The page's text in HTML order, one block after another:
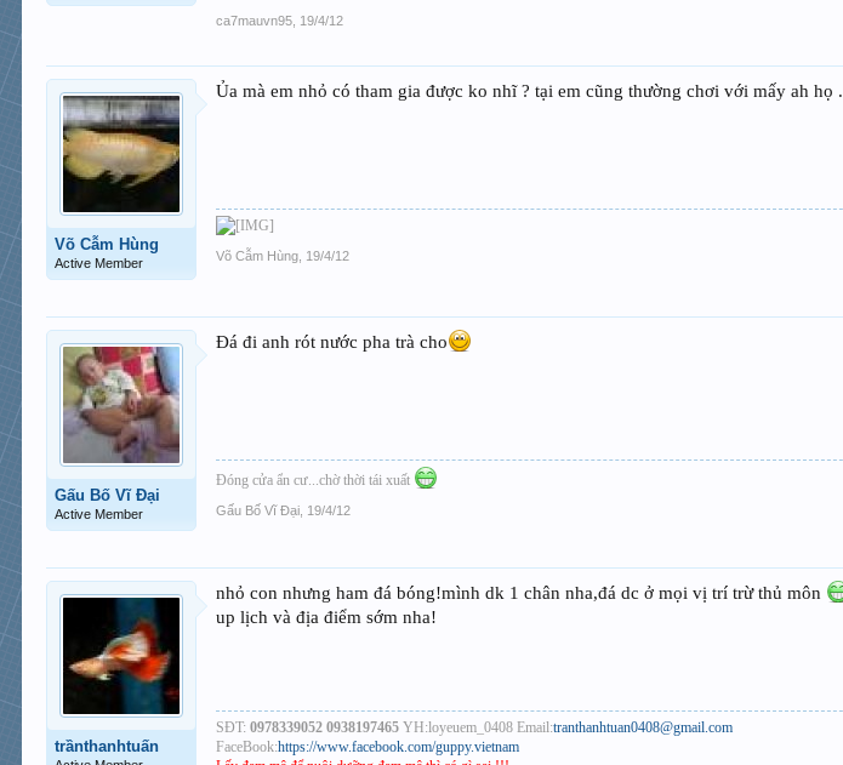
ca7mauvn95 19/4/12
Võ Cẫm Hùng
Active Member
Ủa mà em nhỏ có tham gia được ko nhĩ ? tại em cũng thường chơi với mấy ah họ .
Võ Cẫm Hùng 19/4/12
Gấu Bố Vĩ Đại
Active Member
Đá đi anh rót nước pha trà cho
Đóng cửa ẩn cư...chờ thời tái xuất
Gấu Bố Vĩ Đại 19/4/12
trầnthanhtuấn
nhỏ con nhưng ham đá bóng!mình dk 1 chân nha,đá dc ở mọi vị trí trừ thủ môn
up lịch và địa điểm sớm nha!
SĐT: 0978339052 0938197465YH:loyeuem_0408 Email:tranthanhtuan0408@gmail.com
FaceBook:https://www.facebook.com/guppy.vietnam